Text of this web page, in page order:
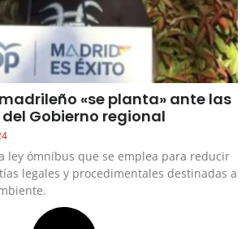
«se planta» ante las
Gobierno regional
ley ómnibus que se emplea para reducir
legales y procedimentales destinadas a